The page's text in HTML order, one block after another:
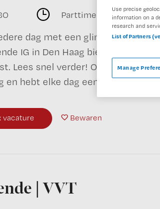
Parttime
dag met een glimlach het
IG in Den Haag bied je
Lees snel verder! Over het werk
en hebt elke dag een...
vacature Bewaren
| VVT
Use precise
information on a
research and
List of Partners
Manage